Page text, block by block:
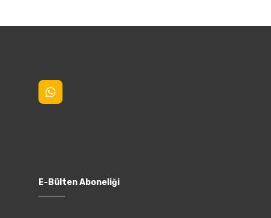
E-Bülten Aboneliği